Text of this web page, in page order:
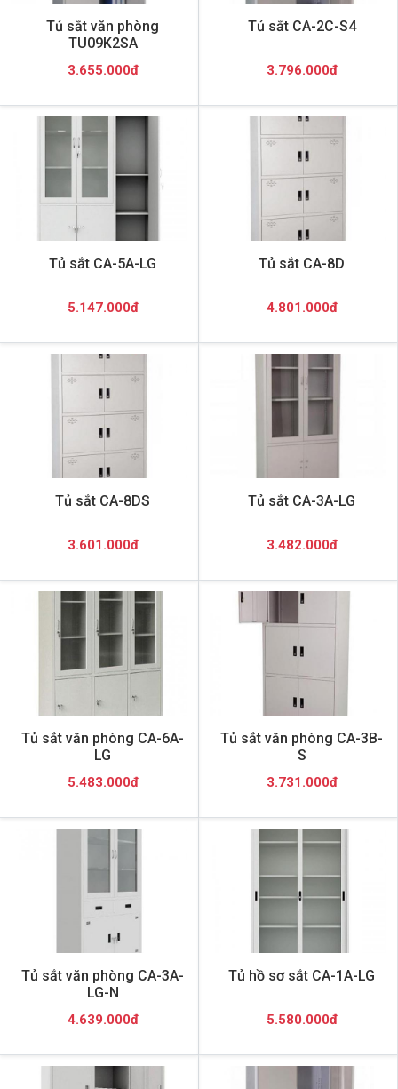
Tủ sắt văn phòng
TU09K2SA
3.655.000đ
Tủ sắt CA-2C-S4
3.796.000đ
Tủ sắt CA-5A-LG
5.147.000đ
Tủ sắt CA-8D
4.801.000đ
Tủ sắt CA-8DS
3.601.000đ
Tủ sắt CA-3A-LG
3.482.000đ
Tủ sắt văn phòng CA-6A-
LG
5.483.000đ
Tủ sắt văn phòng CA-3B-
S
3.731.000đ
Tủ sắt văn phòng CA-3A-
LG-N
4.639.000đ
Tủ hồ sơ sắt CA-1A-LG
5.580.000đ